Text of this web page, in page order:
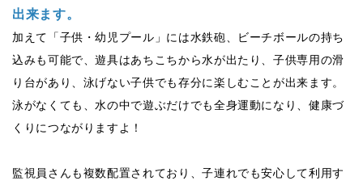
出来ます。
加えて「子供・幼児プール」には水鉄砲、ビーチボールの持ち
込みも可能で、遊具はあちこちから水が出たり、子供専用の滑
り台があり、泳げない子供でも存分に楽しむことが出来ます。
泳がなくても、水の中で遊ぶだけでも全身運動になり、健康づ
くりにつながりますよ！
監視員さんも複数配置されており、子連れでも安心して利用す